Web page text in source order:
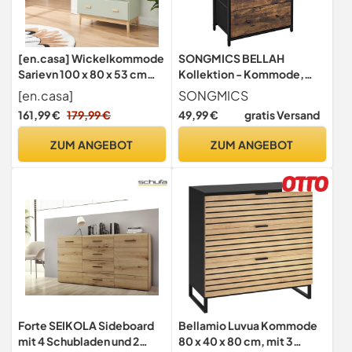
[en.casa] Wickelkommode
Sarievn 100 x 80 x 53 cm
Wickeltisch mit
abnehmbarer
Wickelauflage Kommode
[en.casa]
161,99 € 179,99 €
ZUM ANGEBOT
SONGMICS BELLAH
Kollektion - Kommode,
Aufbewahrungsschrank, 5
Stoffschubladen, für Flur,
Wohnzimmer,
klassikschwarz
SONGMICS
49,99 € gratis Versand
ZUM ANGEBOT
Forte SEIKOLA Sideboard
mit 4 Schubladen und 2
Bellamio Luvua Kommode
80 x 40 x 80 cm, mit 3